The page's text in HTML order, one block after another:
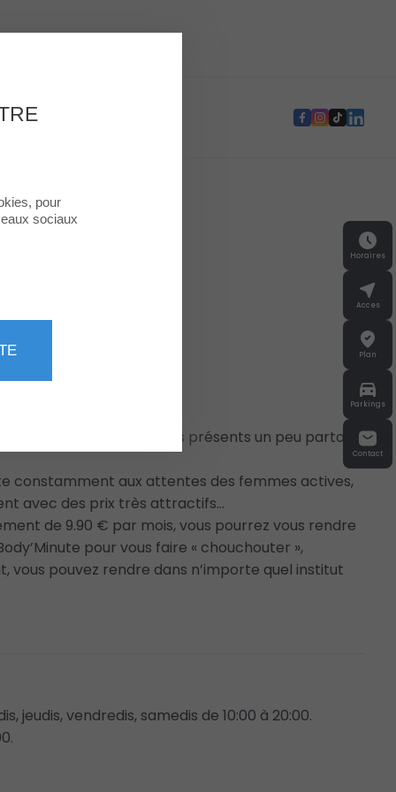
Second Life
Horaires
Acces
Plan
Parkings
Contact
un réseau de 450 instituts présents un peu partout
constamment aux attentes des femmes actives,
avec des prix très attractifs…
de 9.90 € par mois, vous pourrez vous rendre
pour vous faire « chouchouter »,
vous pouvez rendre dans n’importe quel institut
jeudis, vendredis, samedis de 10:00 à 20:00.
pour
sociaux